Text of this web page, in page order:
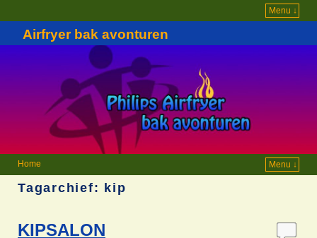
Menu ↓
Airfryer bak avonturen
Home Menu ↓
Tagarchief: kip
KIPSALON